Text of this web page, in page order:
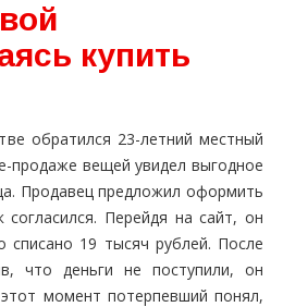
купить
обратился 23-летний местный
продаже вещей увидел выгодное
Продавец предложил оформить
Перейдя на сайт, он
списано 19 тысяч рублей. После
что деньги не поступили, он
момент потерпевший понял,